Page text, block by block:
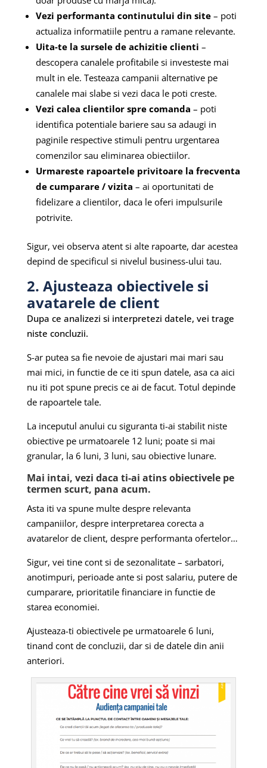
Vezi performanta continutului din site– poti
actualiza informatiile pentru a ramane relevante.
Uita-te la sursele de achizitie clienti –
descopera canalele profitabile si investeste mai
mult in ele. Testeaza campanii alternative pe
canalele mai slabe si vezi daca le poti creste.
Vezi calea clientilor spre comanda – poti
identifica potentiale bariere sau sa adaugi in
paginile respective stimuli pentru urgentarea
comenzilor sau eliminarea obiectiilor.
Urmareste rapoartele privitoare la frecventa
de cumparare / vizita – ai oportunitati de
fidelizare a clientilor, daca le oferi impulsurile
potrivite.
Sigur, vei observa atent si alte rapoarte, dar acestea
depind de specificul si nivelul business-ului tau.
2. Ajusteaza obiectivele si
avatarele de client
Dupa ce analizezi si interpretezi datele, vei trage
niste concluzii.
S-ar putea sa fie nevoie de ajustari mai mari sau
mai mici, in functie de ce iti spun datele, asa ca aici
nu iti pot spune precis ce ai de facut. Totul depinde
de rapoartele tale.
La inceputul anului cu siguranta ti-ai stabilit niste
obiective pe urmatoarele 12 luni; poate si mai
granular, la 6 luni, 3 luni, sau obiective lunare.
Mai intai, vezi daca ti-ai atins obiectivele pe
termen scurt, pana acum.
Asta iti va spune multe despre relevanta
campaniilor, despre interpretarea corecta a
avatarelor de client, despre performanta ofertelor…
Sigur, vei tine cont si de sezonalitate – sarbatori,
anotimpuri, perioade ante si post salariu, putere de
cumparare, prioritatile financiare in functie de
starea economiei.
Ajusteaza-ti obiectivele pe urmatoarele 6 luni,
tinand cont de concluzii, dar si de datele din anii
anteriori.